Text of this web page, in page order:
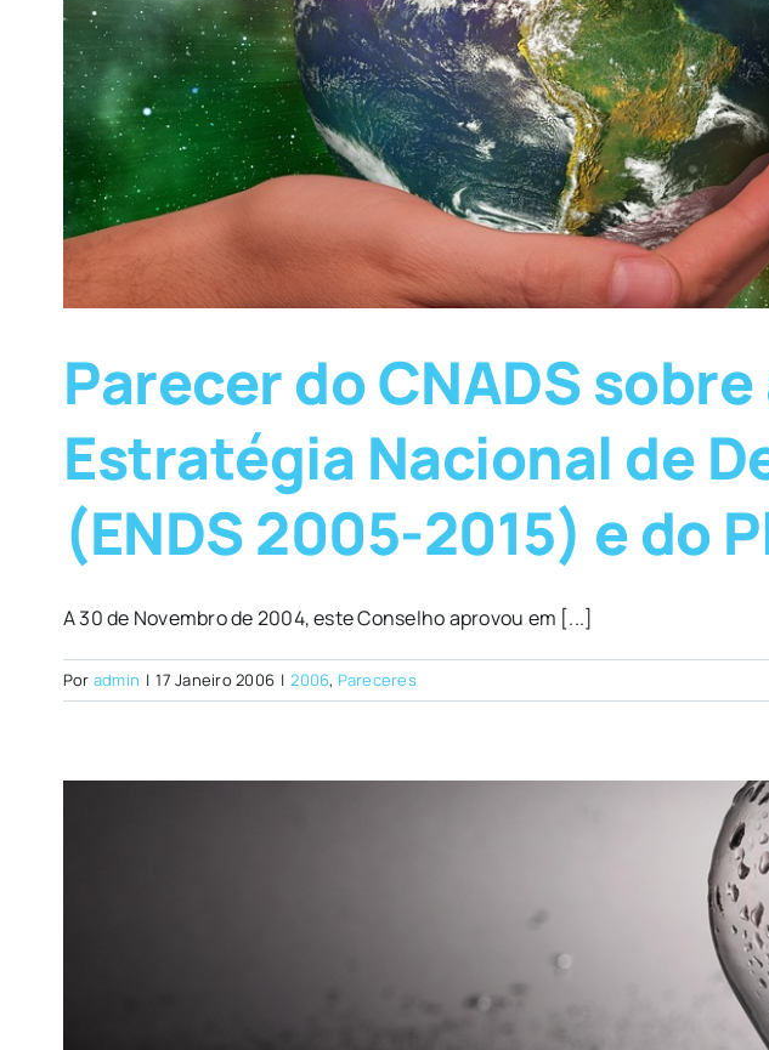
Parecer do CNADS
Estratégia Nacional de
(ENDS 2005-2015) e do
A 30 de Novembro de 2004, este Conselho aprovou em [...]
Por admin | 17 Janeiro 2006 | 2006, Pareceres